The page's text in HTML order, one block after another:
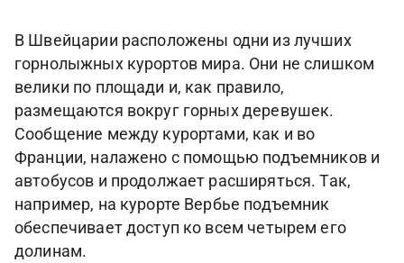
В Швейцарии расположены одни из лучших
горнолыжных курортов мира. Они не слишком
велики по площади и, как правило,
размещаются вокруг горных деревушек.
Сообщение между курортами, как и во
Франции, налажено с помощью подъемников и
автобусов и продолжает расширяться. Так,
например, на курорте Вербье подъемник
обеспечивает доступ ко всем четырем его
долинам.